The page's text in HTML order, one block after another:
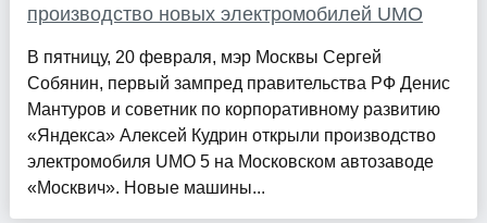
производство новых электромобилей UMO
В пятницу, 20 февраля, мэр Москвы Сергей
Собянин, первый зампред правительства РФ Денис
Мантуров и советник по корпоративному развитию
«Яндекса» Алексей Кудрин открыли производство
электромобиля UMO 5 на Московском автозаводе
«Москвич». Новые машины...